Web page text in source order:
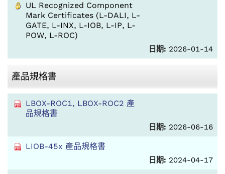
UL Recognized Component
Mark Certificates (L-DALI, L-
GATE, L-INX, L-IOB, L-IP, L-
POW, L-ROC)
日期: 2026-01-14
產品規格書
LBOX-ROC1, LBOX-ROC2 產
品規格書
日期: 2026-06-16
LIOB-45x 產品規格書
日期: 2024-04-17